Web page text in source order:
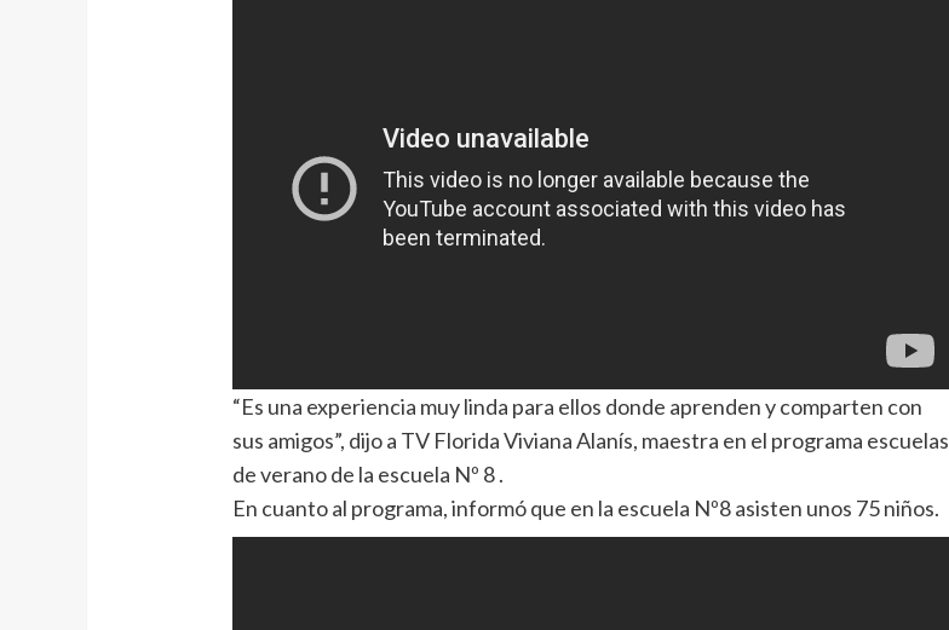
“Es una experiencia muy linda para ellos donde aprenden y comparten con
sus amigos”, dijo a TV Florida Viviana Alanís, maestra en el programa escuelas
de verano de la escuela Nº 8 .
En cuanto al programa, informó que en la escuela Nº8 asisten unos 75 niños.